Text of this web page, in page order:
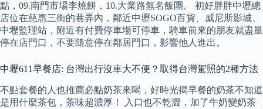
點，09.南門市場李燒餅，10.大業路無名飯團。 初好胖胖中壢總
店位在慈惠三街的巷弄內，鄰近中壢SOGO百貨、威尼斯影城、
中壢監理站，附近有付費停車場可停車，騎車前來的朋友就盡量
停在店門口，不要隨意停在鄰居門口，影響他人進出。
中壢611早餐店: 台灣出行沒車大不便？取得台灣駕照的2種方法
不點套餐的人也推薦必點奶茶來喝，好時光揭早餐的奶茶不知道
是用什麼茶包，茶味超濃厚！ 入口也不乾澀，加了牛奶變奶茶